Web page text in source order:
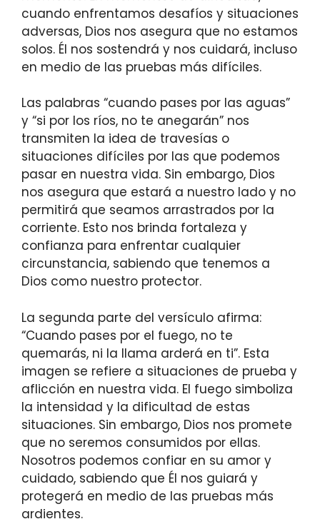
cuando enfrentamos desafíos y situaciones
adversas, Dios nos asegura que no estamos
solos. Él nos sostendrá y nos cuidará, incluso
en medio de las pruebas más difíciles.
Las palabras “cuando pases por las aguas”
y “si por los ríos, no te anegarán” nos
transmiten la idea de travesías o
situaciones difíciles por las que podemos
pasar en nuestra vida. Sin embargo, Dios
nos asegura que estará a nuestro lado y no
permitirá que seamos arrastrados por la
corriente. Esto nos brinda fortaleza y
confianza para enfrentar cualquier
circunstancia, sabiendo que tenemos a
Dios como nuestro protector.
La segunda parte del versículo afirma:
“Cuando pases por el fuego, no te
quemarás, ni la llama arderá en ti”. Esta
imagen se refiere a situaciones de prueba y
aflicción en nuestra vida. El fuego simboliza
la intensidad y la dificultad de estas
situaciones. Sin embargo, Dios nos promete
que no seremos consumidos por ellas.
Nosotros podemos confiar en su amor y
cuidado, sabiendo que Él nos guiará y
protegerá en medio de las pruebas más
ardientes.